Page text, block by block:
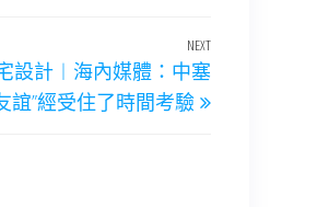
Next
Post
NEXT
設計︱海內媒體：中塞
誼”經受住了時間考驗